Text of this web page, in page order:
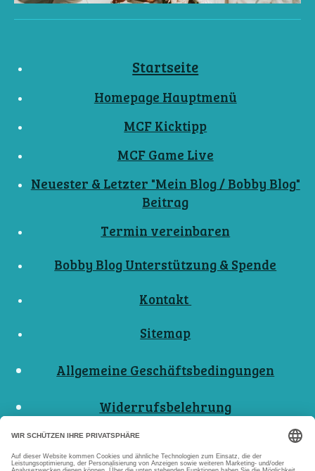
Startseite
Homepage Hauptmenü
MCF Kicktipp
MCF Game Live
Neuester & Letzter "Mein Blog / Bobby Blog"
Beitrag
Termin vereinbaren
Bobby Blog Unterstützung & Spende
Kontakt
Sitemap
Allgemeine Geschäftsbedingungen
Widerrufsbelehrung
Nutzungsbedingungen